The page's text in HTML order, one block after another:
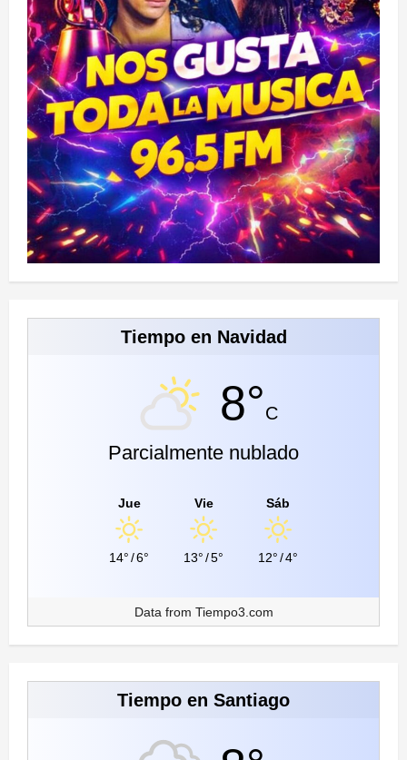
Tiempo en Navidad
8°C
Parcialmente nublado
Jue
14°/6°
Vie
13°/5°
Sáb
12°/4°
Data from Tiempo3.com
Tiempo en Santiago